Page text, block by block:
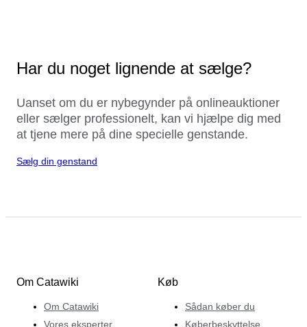
Har du noget lignende at sælge?
Uanset om du er nybegynder på onlineauktioner
eller sælger professionelt, kan vi hjælpe dig med
at tjene mere på dine specielle genstande.
Sælg din genstand
Om Catawiki
Om Catawiki
Vores eksperter
Køb
Sådan køber du
Køberbeskyttelse